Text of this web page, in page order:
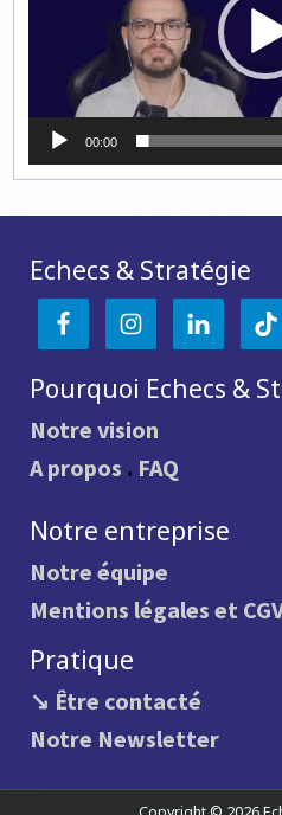
00:00
Echecs & Stratégie
Pourquoi Echecs &
Notre vision
A propos . FAQ
Notre entreprise
Notre équipe
Mentions légales et
Pratique
↘ Être contacté
Notre Newsletter